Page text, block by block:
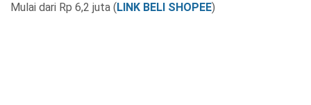
Mulai dari Rp 6,2 juta ( LINK BELI SHOPEE)